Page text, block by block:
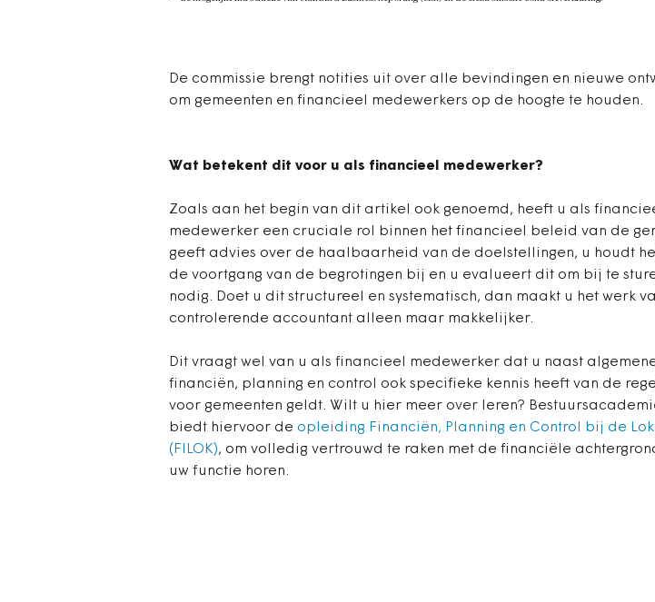
De commissie brengt notities uit over alle bevindingen en nieuwe
om gemeenten en financieel medewerkers op de hoogte te houden.
Wat betekent dit voor u als financieel medewerker?
Zoals aan het begin van dit artikel ook genoemd, heeft u als
medewerker een cruciale rol binnen het financieel beleid van de
geeft advies over de haalbaarheid van de doelstellingen, u houdt
de voortgang van de begrotingen bij en u evalueert dit om bij te
nodig. Doet u dit structureel en systematisch, dan maakt u het werk
controlerende accountant alleen maar makkelijker.
Dit vraagt wel van u als financieel medewerker dat u naast
financiën, planning en control ook specifieke kennis heeft van de
voor gemeenten geldt. Wilt u hier meer over leren?
biedt hiervoor de opleiding Financiën, Planning en Control bij de
(FILOK), om volledig vertrouwd te raken met de financiële
uw functie horen.